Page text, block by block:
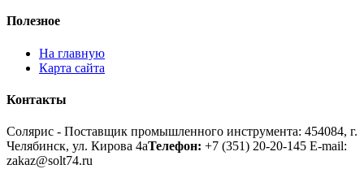
Полезное
На главную
Карта сайта
Контакты
Солярис - Поставщик промышленного инструмента: 454084, г.
Челябинск, ул. Кирова 4аТелефон: +7 (351) 20-20-145 E-mail:
zakaz@solt74.ru